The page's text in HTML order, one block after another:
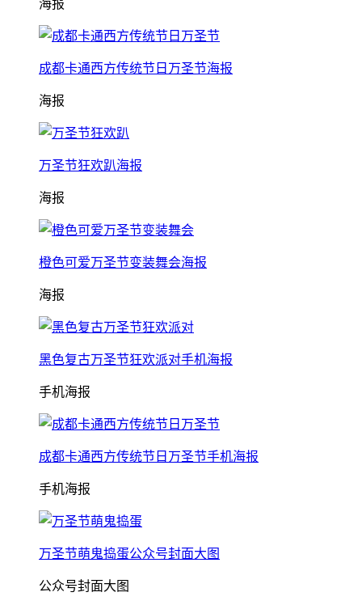
海报
成都卡通西方传统节日万圣节海报
海报
万圣节狂欢趴海报
海报
橙色可爱万圣节变装舞会海报
海报
黑色复古万圣节狂欢派对手机海报
手机海报
成都卡通西方传统节日万圣节手机海报
手机海报
万圣节萌鬼捣蛋公众号封面大图
公众号封面大图